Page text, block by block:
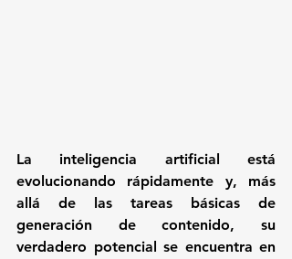
La inteligencia artificial está
evolucionando rápidamente y, más
allá de las tareas básicas de
generación de contenido, su
verdadero potencial se encuentra en